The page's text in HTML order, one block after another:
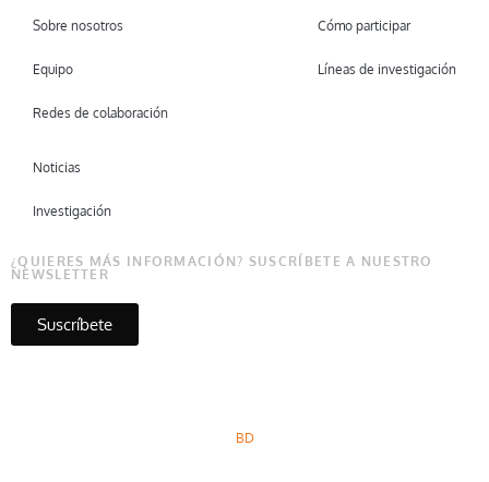
Sobre nosotros
Equipo
Redes de colaboración
Cómo participar
Líneas de investigación
Noticias
Investigación
¿QUIERES MÁS INFORMACIÓN? SUSCRÍBETE A NUESTRO
NEWSLETTER
Suscríbete
BD